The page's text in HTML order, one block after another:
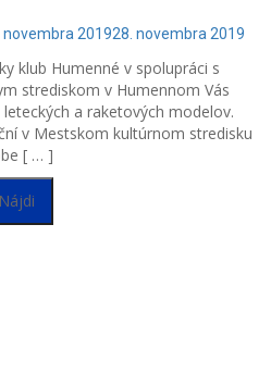
novembra 201928. novembra 2019
klub Humenné v spolupráci s
strediskom v Humennom Vás
a raketových modelov.
v Mestskom kultúrnom stredisku
[ … ]